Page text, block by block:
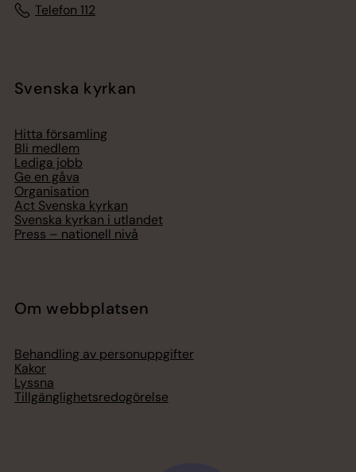
Telefon 112
Svenska kyrkan
Hitta församling
Bli medlem
Lediga jobb
Ge en gåva
Organisation
Act Svenska kyrkan
Svenska kyrkan i utlandet
Press – nationell nivå
Om webbplatsen
Behandling av personuppgifter
Kakor
Lyssna
Tillgänglighetsredogörelse